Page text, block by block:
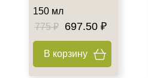
Домашняя
Профессиональная
Тип кожи
150 мл
775 ₽
697.50 ₽
В корзину